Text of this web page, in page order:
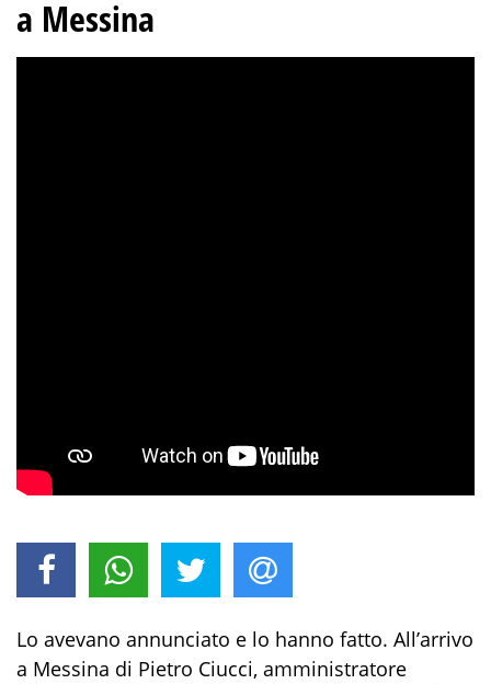
a Messina
Lo avevano annunciato e lo hanno fatto. All’arrivo
a Messina di Pietro Ciucci, amministratore